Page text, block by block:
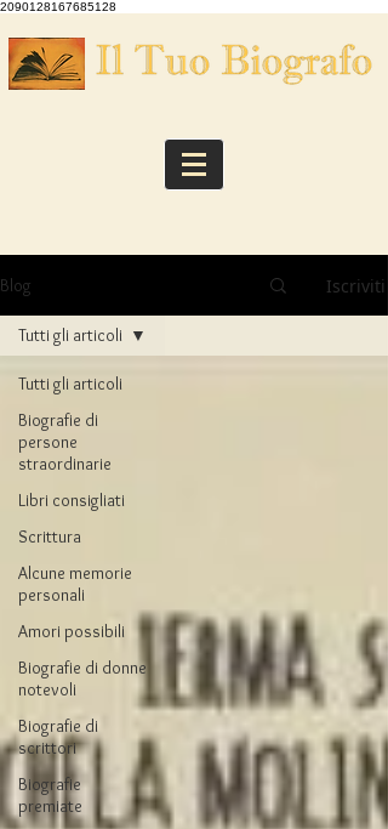
2090128167685128
Blog Iscriviti
Tutti gli articoli
Biografie di
persone
straordinarie
Libri consigliati
Scrittura
Alcune memorie
personali
Amori possibili
Biografie di donne
notevoli
Biografie di
scrittori
Biografie
premiate
Tutti gli articoli